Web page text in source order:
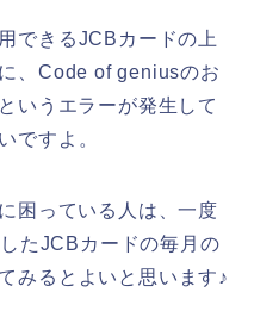
できるJCBカードの上
、Code of geniusのお
いうエラーが発生して
ですよ。
困っている人は、一度
たJCBカードの毎月の
みるとよいと思います♪